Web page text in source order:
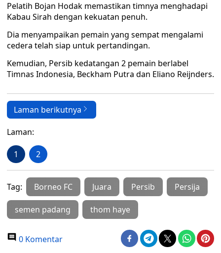
Pelatih Bojan Hodak memastikan timnya menghadapi
Kabau Sirah dengan kekuatan penuh.
Dia menyampaikan pemain yang sempat mengalami
cedera telah siap untuk pertandingan.
Kemudian, Persib kedatangan 2 pemain berlabel
Timnas Indonesia, Beckham Putra dan Eliano Reijnders.
Laman berikutnya
Laman:
1 2
Tag: Borneo FC Juara Persib Persija
semen padang thom haye
0 Komentar